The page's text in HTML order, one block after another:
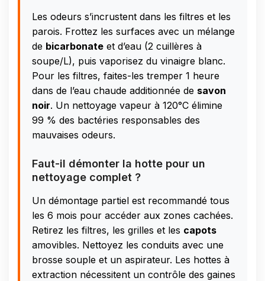
Les odeurs s’incrustent dans les filtres et les
parois. Frottez les surfaces avec un mélange
de bicarbonate et d’eau (2 cuillères à
soupe/L), puis vaporisez du vinaigre blanc.
Pour les filtres, faites-les tremper 1 heure
dans de l’eau chaude additionnée de savon
noir. Un nettoyage vapeur à 120°C élimine
99 % des bactéries responsables des
mauvaises odeurs.
Faut-il démonter la hotte pour un
nettoyage complet ?
Un démontage partiel est recommandé tous
les 6 mois pour accéder aux zones cachées.
Retirez les filtres, les grilles et les capots
amovibles. Nettoyez les conduits avec une
brosse souple et un aspirateur. Les hottes à
extraction nécessitent un contrôle des gaines